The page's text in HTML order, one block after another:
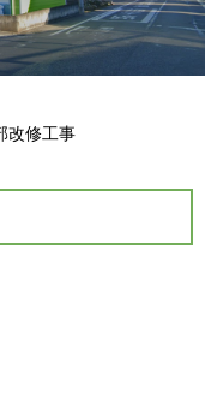
改修工事